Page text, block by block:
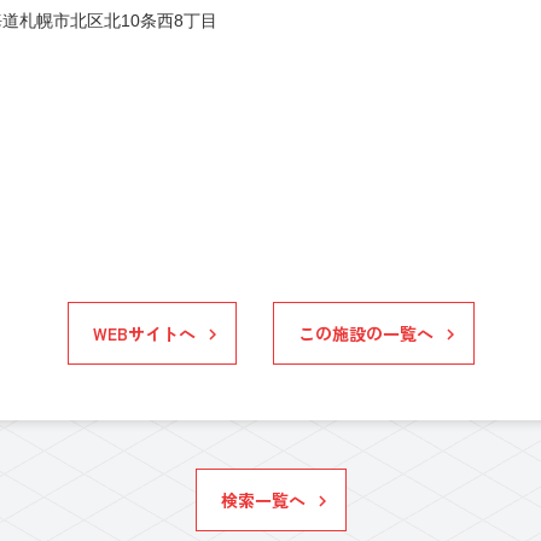
札幌市北区北10条西8丁目
WEBサイトへ この施設の一覧へ
検索一覧へ